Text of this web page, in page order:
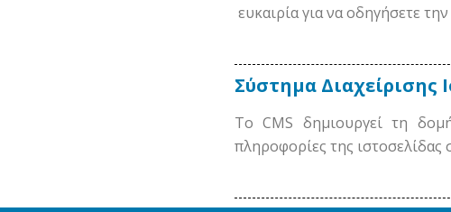
ευκαιρία για να οδηγήσετε
Σύστημα Διαχείρισης
Το CMS δημιουργεί τη
πληροφορίες της ιστοσελίδας